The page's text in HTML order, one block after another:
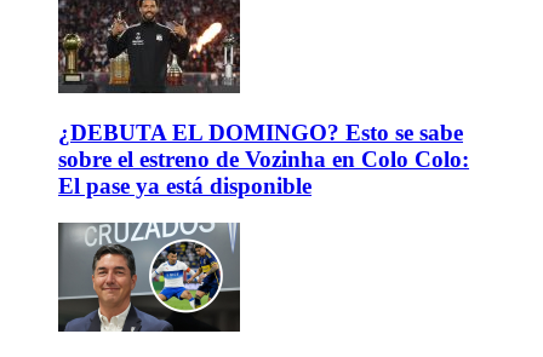
¿DEBUTA EL DOMINGO? Esto se sabe
sobre el estreno de Vozinha en Colo Colo:
El pase ya está disponible